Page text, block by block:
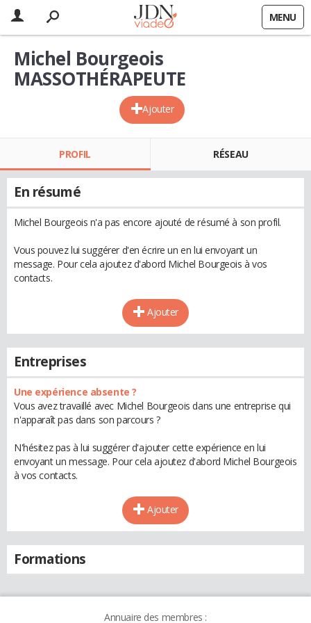
MENU
Ajouter
Michel Bourgeois
MASSOTHÉRAPEUTE
PROFIL RÉSEAU
En résumé
Michel Bourgeois n'a pas encore ajouté de résumé à son profil.
Vous pouvez lui suggérer d'en écrire un en lui envoyant un
message. Pour cela ajoutez d'abord Michel Bourgeois à vos
contacts.
Ajouter
Entreprises
Une expérience absente ?
Vous avez travaillé avec Michel Bourgeois dans une entreprise qui
n'apparaît pas dans son parcours ?
N'hésitez pas à lui suggérer d'ajouter cette expérience en lui
envoyant un message. Pour cela ajoutez d'abord Michel Bourgeois
à vos contacts.
Ajouter
Formations
Annuaire des membres :